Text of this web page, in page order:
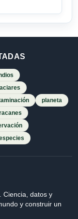
planeta
Ciencia, datos y
y construir un